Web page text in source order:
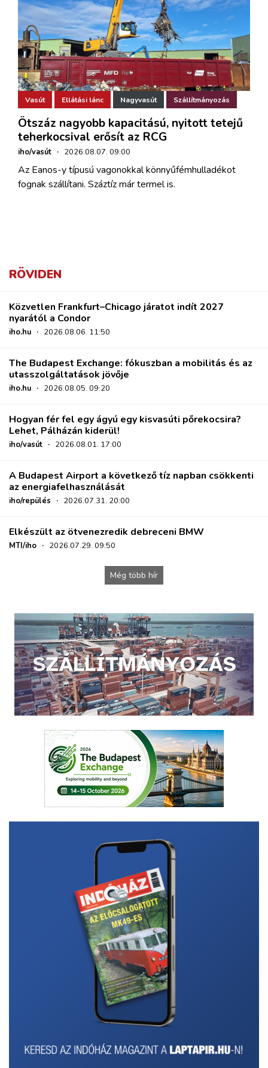
Vasút Ellátási lánc Nagyvasút Szállítmányozás
Ötszáz nagyobb kapacitású, nyitott tetejű
teherkocsival erősít az RCG
iho/vasút · 2026.08.07. 09:00
Az Eanos-y típusú vagonokkal könnyűfémhulladékot
fognak szállítani. Száztíz már termel is.
RÖVIDEN
Közvetlen Frankfurt–Chicago járatot indít 2027
nyarától a Condor
iho.hu · 2026.08.06. 11:50
The Budapest Exchange: fókuszban a mobilitás és az
utasszolgáltatások jövője
iho.hu · 2026.08.05. 09:20
Hogyan fér fel egy ágyú egy kisvasúti pőrekocsira?
Lehet, Pálházán kiderül!
iho/vasút · 2026.08.01. 17:00
A Budapest Airport a következő tíz napban csökkenti
az energiafelhasználását
iho/repülés · 2026.07.31. 20:00
Elkészült az ötvenezredik debreceni BMW
MTI/iho · 2026.07.29. 09:50
Még több hír